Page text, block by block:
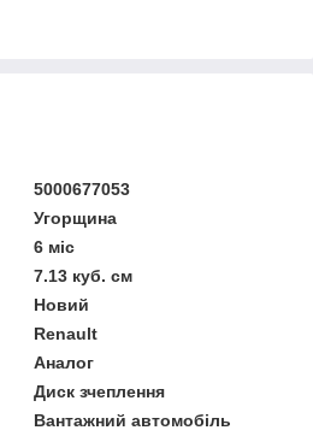
5000677053
Угорщина
6 міс
7.13 куб. см
Новий
Renault
Аналог
Диск зчеплення
Вантажний автомобіль